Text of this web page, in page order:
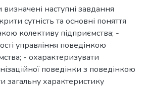
наступні завдання
сутність та основні поняття
колективу підприємства; -
управління поведінкою
- охарактеризувати
поведінки з поведінкою
загальну характеристику